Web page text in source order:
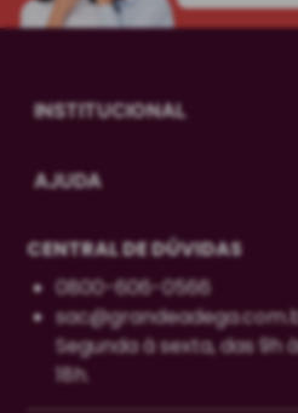
INSTITUCIONAL
AJUDA
CENTRAL DE DÚVIDAS
0800-606-0566
Segunda à sexta, das 9h
18h.